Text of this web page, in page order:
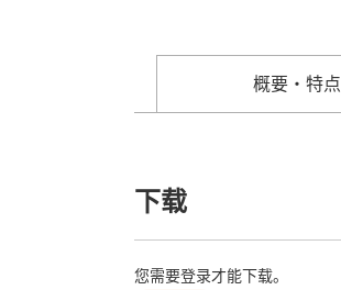
概要・特点
下载
您需要登录才能下载。